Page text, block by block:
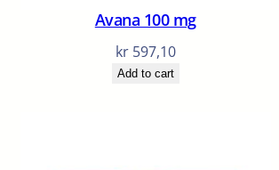
Avana 100 mg
kr597,10
Add to cart